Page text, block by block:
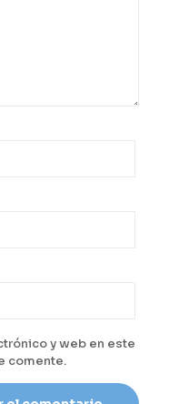
y web en este
comente.